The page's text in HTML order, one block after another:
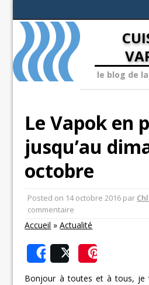
le blog de
Le Vapok en
jusqu’au
octobre
Posted on 14 octobre 2016 par
commentaire
Accueil »Actualité
SharePost
Bonjour à toutes et à tous, je